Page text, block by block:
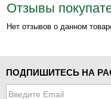
Отзывы
Нет отзывов о данном
ПОДПИШИТЕСЬ НА